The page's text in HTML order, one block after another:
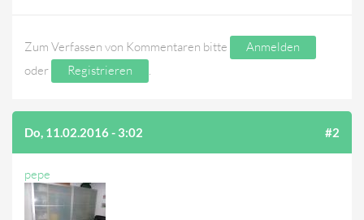
Zum Verfassen von Kommentaren bitte
Anmelden
oder
Registrieren .
Do, 11.02.2016 - 3:02 #2
pepe